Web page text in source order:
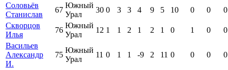
Соловьёв
Станислав
67
Южный
Урал
30 0 3 3 4 9 5 10 0 0
0
Скворцов
Илья
76
Южный
Урал
12 1 1 2 1 2 1 0 1 0
0
Васильев
Александр
И.
75
Южный
Урал
11 0 1 1 -9 2 11 0 0 0 0